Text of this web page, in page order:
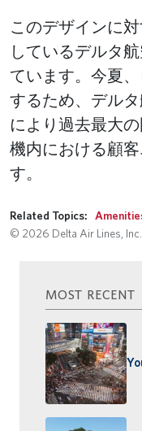
このデザインに
しているデルタ
ています。今夏
するため、デル
により過去最大
機内における顧
す。
Related Topics:
© 2026 Delta Air Lines, Inc.
MOST RECENT